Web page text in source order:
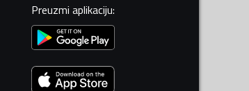
Preuzmi aplikaciju: